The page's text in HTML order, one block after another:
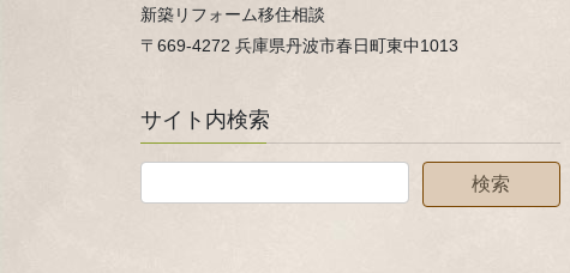
新築リフォーム移住相談
〒669-4272 兵庫県丹波市春日町東中1013
サイト内検索